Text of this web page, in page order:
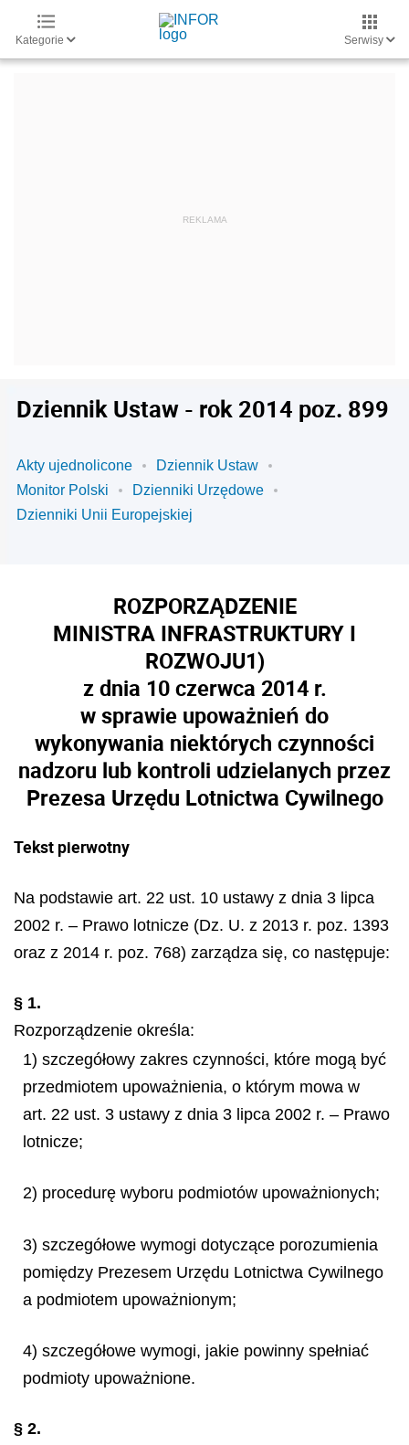
Kategorie Serwisy
Dziennik Ustaw - rok 2014 poz. 899
Akty ujednolicone
Dziennik Ustaw
Monitor Polski
Dzienniki Urzędowe
Dzienniki Unii Europejskiej
ROZPORZĄDZENIE
MINISTRA INFRASTRUKTURY I
ROZWOJU1)
z dnia 10 czerwca 2014 r.
w sprawie upoważnień do
wykonywania niektórych czynności
nadzoru lub kontroli udzielanych przez
Prezesa Urzędu Lotnictwa Cywilnego
Tekst pierwotny
Na podstawie art. 22 ust. 10 ustawy z dnia 3 lipca
2002 r. – Prawo lotnicze (Dz. U. z 2013 r. poz. 1393
oraz z 2014 r. poz. 768) zarządza się, co następuje:
§ 1.
Rozporządzenie określa:
1) szczegółowy zakres czynności, które mogą być
przedmiotem upoważnienia, o którym mowa w
art. 22 ust. 3 ustawy z dnia 3 lipca 2002 r. – Prawo
lotnicze;
2) procedurę wyboru podmiotów upoważnionych;
3) szczegółowe wymogi dotyczące porozumienia
pomiędzy Prezesem Urzędu Lotnictwa Cywilnego
a podmiotem upoważnionym;
4) szczegółowe wymogi, jakie powinny spełniać
podmioty upoważnione.
§ 2.